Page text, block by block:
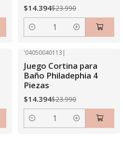
$14.394$23.990
Cantidad
'04050040113 |
Juego Cortina para
Baño Philadephia 4
Piezas
$14.394$23.990
Cantidad